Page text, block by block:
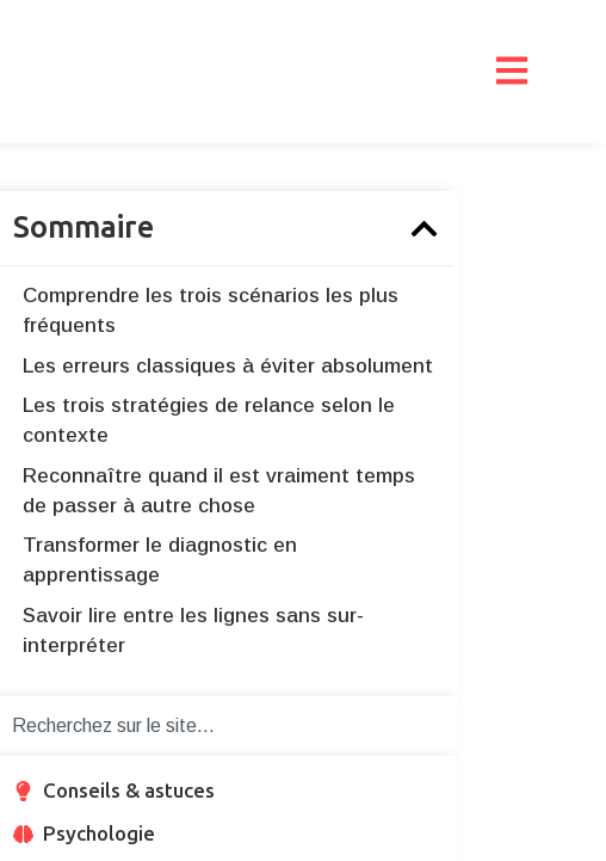
Sommaire
Comprendre les trois scénarios les plus
fréquents
Les erreurs classiques à éviter absolument
Les trois stratégies de relance selon le
contexte
Reconnaître quand il est vraiment temps
de passer à autre chose
Transformer le diagnostic en
apprentissage
Savoir lire entre les lignes sans sur-
interpréter
Conseils & astuces
Psychologie